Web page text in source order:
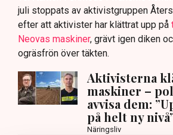
juli stoppats av aktivistgruppen
efter att aktivister har klättrat upp på
Neovas maskiner, grävt igen diken
ogräsfrön över täkten.
Aktivisterna
maskiner –
avvisa dem:
på helt ny
Näringsliv